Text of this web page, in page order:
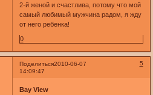
2-й женой и счастлива, потому что мой
самый любимый мужчина радом, я жду
от него ребенка!
0
Поделиться 5
2010-06-07
14:09:47
Bay View